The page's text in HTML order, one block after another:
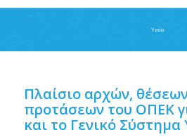
Υγεία
Πλαίσιο αρχών,
προτάσεων του ΟΠΕΚ
και το Γενικό Σύστημα